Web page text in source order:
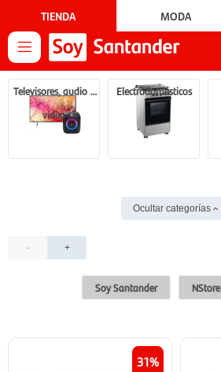
TIENDA MODA

Televisores, audio y
video
Electrodomésticos
Ocultar categorías
- +
Soy Santander NStore
31